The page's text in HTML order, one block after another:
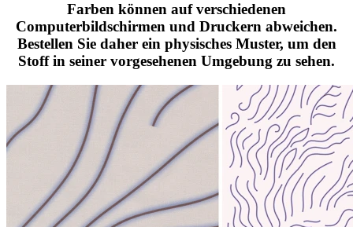
Farben können auf verschiedenen
Computerbildschirmen und Druckern abweichen.
Bestellen Sie daher ein physisches Muster, um den
Stoff in seiner vorgesehenen Umgebung zu sehen.